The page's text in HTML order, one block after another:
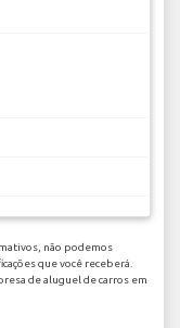
não podemos
que você receberá.
de aluguel de carros em